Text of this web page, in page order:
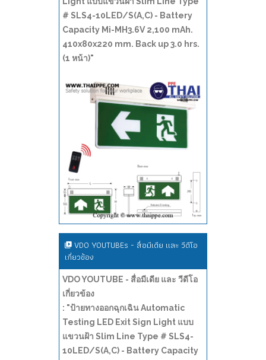
# SLS4-10LED/S(A,C) - Battery
Capacity Mi-MH3.6V 2,100 mAh.
410x80x220 mm. Back up 3.0 hrs.
(1 หน้า)"
VDO YOUTUBEs - สื่อมีเดีย และ วีดีโอ
เกี่ยวข้อง
VDO YOUTUBE - สื่อมีเดีย และ วีดีโอ
เกี่ยวข้อง
: "ป้ายทางออกฉุกเฉิน Automatic
Testing LED Exit Sign Light แบบ
แขวนฝ้า Slim Line Type # SLS4-
10LED/S(A,C) - Battery Capacity